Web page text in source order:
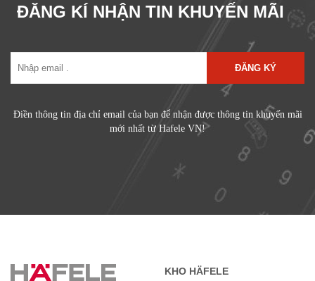
ĐĂNG KÍ NHẬN TIN KHUYẾN MÃI
ĐĂNG KÝ
Điền thông tin địa chỉ email của bạn để nhận được thông tin khuyến mãi
mới nhất từ Hafele VN!
KHO HÄFELE